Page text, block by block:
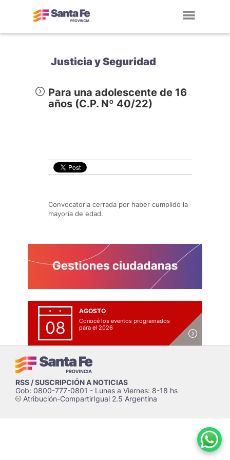
Justicia y Seguridad
Para una adolescente de 16
años (C.P. Nº 40/22)
Convocatoria cerrada por haber cumplido la
mayoría de edad.
08
AGOSTO
Conocé los eventos programados
para el 2026
RSS / SUSCRIPCIÓN A NOTICIAS
Gob: 0800-777-0801 - Lunes a Viernes: 8-18 hs
cAtribución-CompartirIgual 2.5 Argentina